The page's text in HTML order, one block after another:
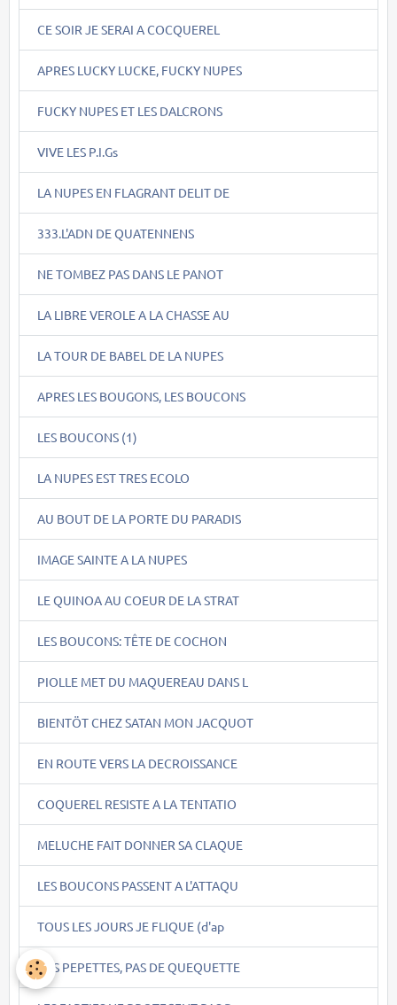
CE SOIR JE SERAI A COCQUEREL
APRES LUCKY LUCKE, FUCKY NUPES
FUCKY NUPES ET LES DALCRONS
VIVE LES P.I.Gs
LA NUPES EN FLAGRANT DELIT DE
333.L'ADN DE QUATENNENS
NE TOMBEZ PAS DANS LE PANOT
LA LIBRE VEROLE A LA CHASSE AU
LA TOUR DE BABEL DE LA NUPES
APRES LES BOUGONS, LES BOUCONS
LES BOUCONS (1)
LA NUPES EST TRES ECOLO
AU BOUT DE LA PORTE DU PARADIS
IMAGE SAINTE A LA NUPES
LE QUINOA AU COEUR DE LA STRAT
LES BOUCONS: TÊTE DE COCHON
PIOLLE MET DU MAQUEREAU DANS L
BIENTÖT CHEZ SATAN MON JACQUOT
EN ROUTE VERS LA DECROISSANCE
COQUEREL RESISTE A LA TENTATIO
MELUCHE FAIT DONNER SA CLAQUE
LES BOUCONS PASSENT A L'ATTAQU
TOUS LES JOURS JE FLIQUE (d'ap
DES PEPETTES, PAS DE QUEQUETTE